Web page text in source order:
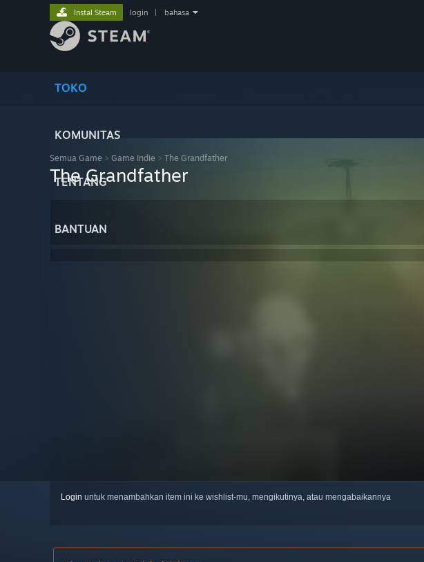
TOKO
KOMUNITAS
TENTANG
BANTUAN
Instal Steam login bahasa
Semua Game > Game Indie > The Grandfather
The Grandfather
Login untuk menambahkan item ini ke wishlist-mu, mengikutinya, atau mengabaikannya